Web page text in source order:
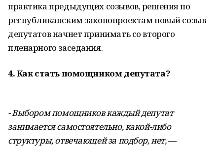
практика предыдущих созывов, решения по
республиканским законопроектам новый созыв
депутатов начнет принимать со второго
пленарного заседания.
4. Как стать помощником депутата?
- Выбором помощников каждый депутат
занимается самостоятельно, какой-либо
структуры, отвечающей за подбор, нет,—